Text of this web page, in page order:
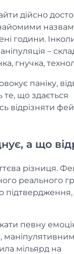
дійсно
години.
–
гнучка,
паніку,
те, що здається
відрізняти
а що
різниця.
реального
підтвердження,
певну
мільярд на